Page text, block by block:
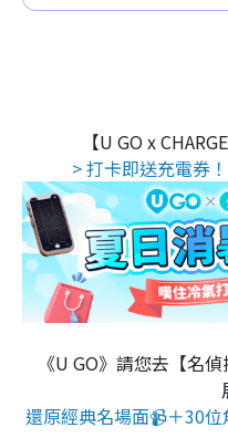
【U GO x
> 打卡即送充電券
《U GO》請您去【名
還原經典名場面📹＋30